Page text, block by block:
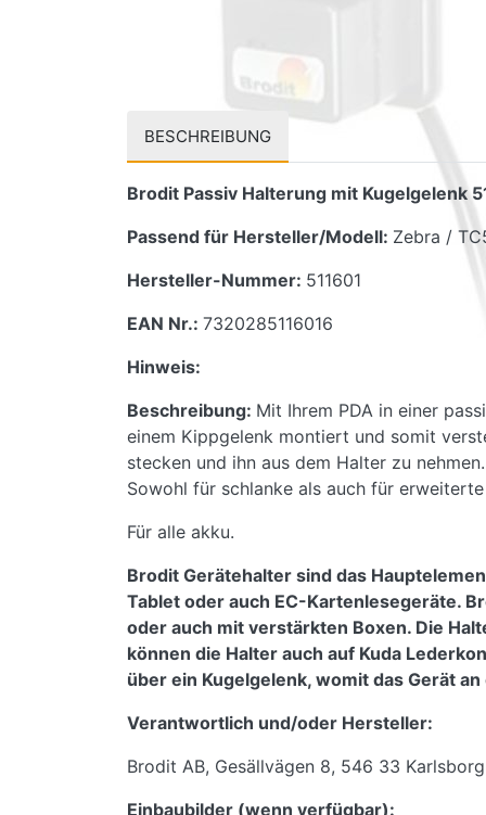
BESCHREIBUNG
Brodit Passiv Halterung mit Kugelgelenk
Passend für Hersteller/Modell: Zebra /
Hersteller-Nummer: 511601
EAN Nr.: 7320285116016
Hinweis:
Beschreibung: Mit Ihrem PDA in einer
einem Kippgelenk montiert und somit
stecken und ihn aus dem Halter zu
Sowohl für schlanke als auch für
Für alle akku.
Brodit Gerätehalter sind das
Tablet oder auch EC-Kartenlesegeräte.
oder auch mit verstärkten Boxen. Die
können die Halter auch auf Kuda
über ein Kugelgelenk, womit das Gerät
Verantwortlich und/oder Hersteller:
Brodit AB, Gesällvägen 8, 546 33
Einbaubilder (wenn verfügbar):